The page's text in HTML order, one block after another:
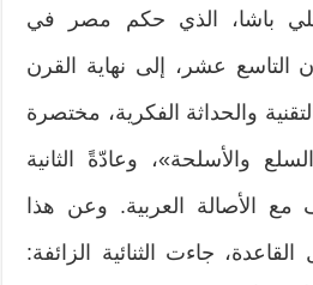
باشا، الذي حكم مصر في
التاسع عشر، إلى نهاية القرن
والحداثة الفكرية، مختصرة
والأسلحة»، وعادّةً الثانية
مع الأصالة العربية. وعن هذا
جاءت الثنائية الزائفة: